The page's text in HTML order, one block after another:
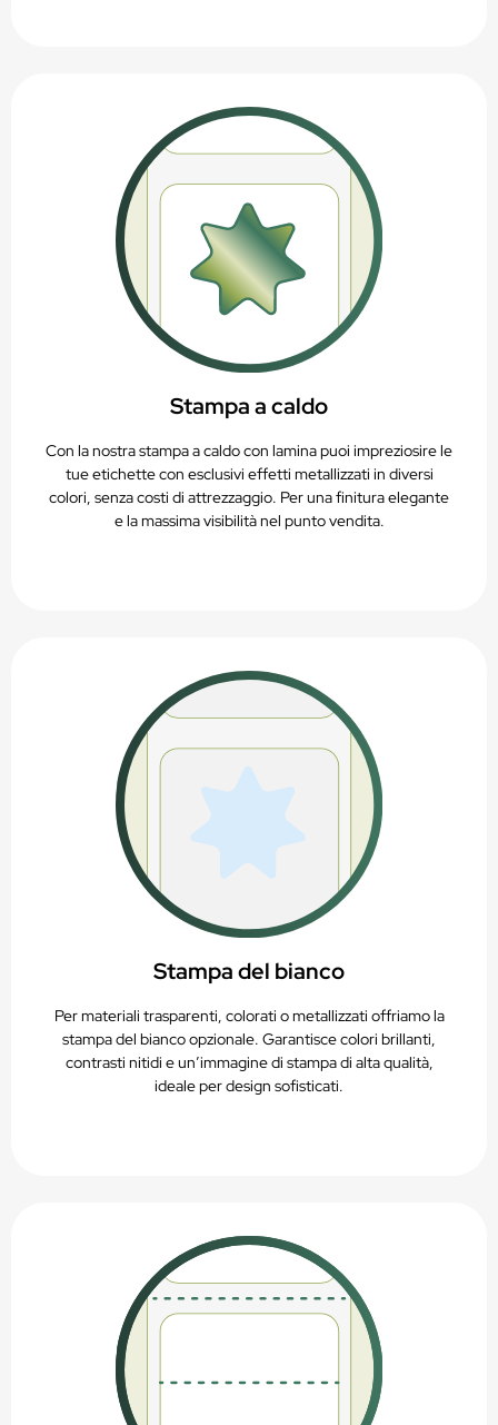
Stampa a caldo
Con la nostra stampa a caldo con lamina puoi impreziosire le
tue etichette con esclusivi effetti metallizzati in diversi
colori, senza costi di attrezzaggio. Per una finitura elegante
e la massima visibilità nel punto vendita.
Stampa del bianco
Per materiali trasparenti, colorati o metallizzati offriamo la
stampa del bianco opzionale. Garantisce colori brillanti,
contrasti nitidi e un’immagine di stampa di alta qualità,
ideale per design sofisticati.